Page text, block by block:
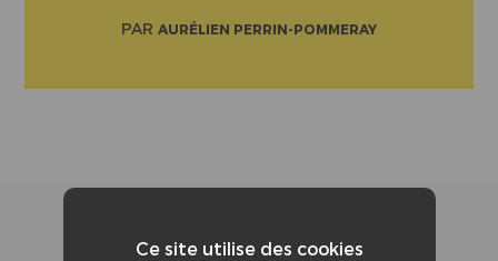
PAR AURÉLIEN PERRIN-POMMERAY
Ce site utilise des cookies